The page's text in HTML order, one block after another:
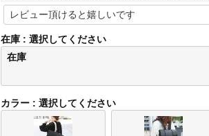
在庫
選択してください
在庫
カラー 選択してください